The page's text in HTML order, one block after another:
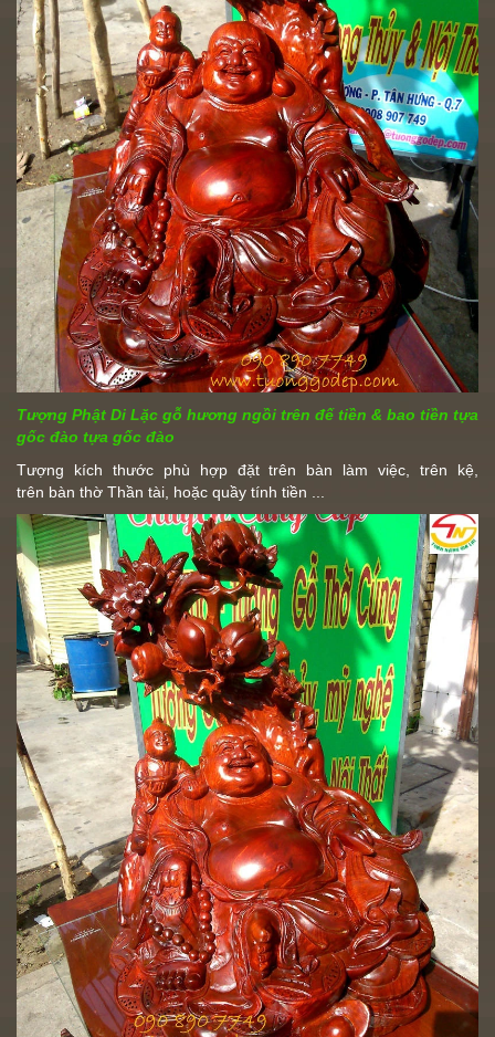
Tượng Phật Di Lặc gỗ hương ngồi trên đế tiền & bao tiền tựa
gốc đào tựa gốc đào
Tượng kích thước phù hợp đặt trên bàn làm việc, trên kệ,
trên bàn thờ Thần tài , hoặc quầy tính tiền ...